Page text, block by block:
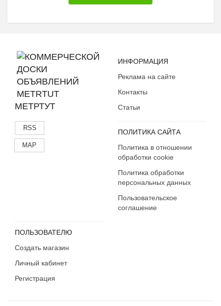
МЕТРТУТ
RSS
MAP
ИНФОРМАЦИЯ
Реклама на сайте
Контакты
Статьи
ПОЛИТИКА САЙТА
Политика в отношении
обработки cookie
Политика обработки
персональных данных
Пользовательское
соглашение
ПОЛЬЗОВАТЕЛЮ
Создать магазин
Личный кабинет
Регистрация